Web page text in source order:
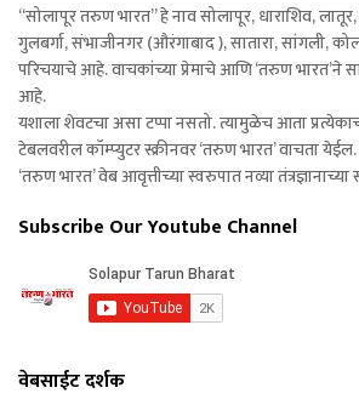
“सोलापूर तरुण भारत” हे नाव सोलापूर, धाराशिव,
गुलबर्गा, संभाजीनगर (औरंगाबाद ), सातारा, सांगली,
परिचयाचे आहे. वाचकांच्या प्रेमाचे आणि ‘तरुण भारत’ने
आहे.
यशाला शेवटचा असा टप्पा नसतो. त्यामुळेच आता
टेबलवरील कॉम्प्युटर स्क्रीनवर ‘तरुण भारत’ वाचता
‘तरुण भारत’ वेब आवृत्तीच्या स्वरुपात नव्या
Subscribe Our Youtube Channel
वेबसाईट दर्शक